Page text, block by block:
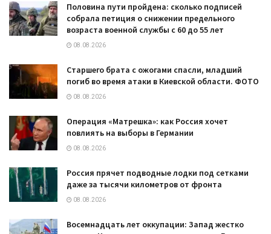
Половина пути пройдена: сколько подписей
собрала петиция о снижении предельного
возраста военной службы с 60 до 55 лет
08.08.2026
Старшего брата с ожогами спасли, младший
погиб во время атаки в Киевской области. ФОТО
08.08.2026
Операция «Матрешка»: как Россия хочет
повлиять на выборы в Германии
08.08.2026
Россия прячет подводные лодки под сетками
даже за тысячи километров от фронта
08.08.2026
Восемнадцать лет оккупации: Запад жестко